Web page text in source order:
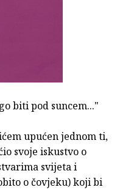
biti pod suncem..."
upućen jednom ti,
svoje iskustvo o
svijeta i
o čovjeku) koji bi